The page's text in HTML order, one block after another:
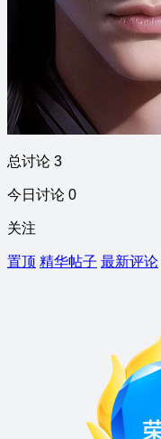
总讨论 3
今日讨论 0
关注
置顶 精华帖子 最新评论